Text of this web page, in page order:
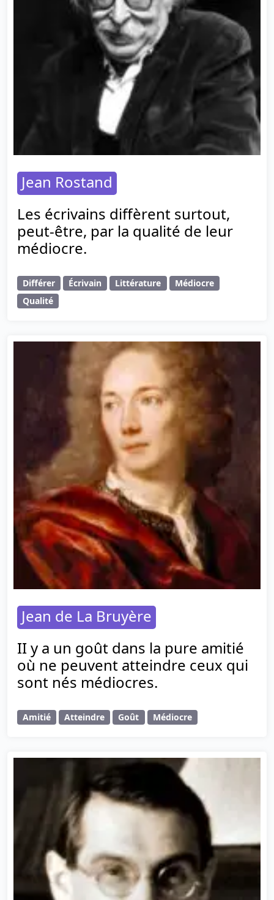
Jean Rostand
Les écrivains diffèrent surtout,
peut-être, par la qualité de leur
médiocre.
Différer Écrivain Littérature
Médiocre
Qualité
Jean de La Bruyère
II y a un goût dans la pure amitié
où ne peuvent atteindre ceux qui
sont nés médiocres.
Amitié Atteindre Goût Médiocre